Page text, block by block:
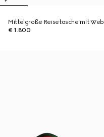
Mittelgroße Reisetasche mit Web
€ 1.800